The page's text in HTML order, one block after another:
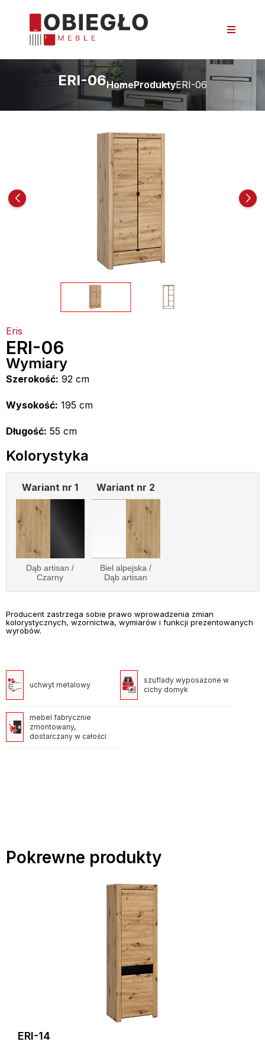
ERI-06HomeProduktyERI-06
Eris
ERI-06
Wymiary
Szerokość: 92 cm
Wysokość: 195 cm
Długość: 55 cm
Kolorystyka
Wariant nr 1
Dąb artisan /
Czarny
Wariant nr 2
Biel alpejska /
Dąb artisan
Producent zastrzega sobie prawo wprowadzenia zmian
kolorystycznych, wzornictwa, wymiarów i funkcji prezentowanych
wyrobów.
uchwyt metalowy
szuflady wyposażone w
cichy domyk
mebel fabrycznie
zmontowany,
dostarczany w całości
Pokrewne produkty
ERI-14